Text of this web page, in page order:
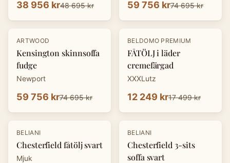
38 956 kr48 695 kr 59 756 kr74 695 kr
-20%
ARTWOOD
Kensington skinnsoffa
fudge
Newport
59 756 kr74 695 kr
-30 %
BELDOMO PREMIUM
FÅTÖLJ i läder
cremefärgad
XXXLutz
12 249 kr17 499 kr
-10 %
BELIANI
Chesterfield fåtölj svart
Mjuk
-10 %
BELIANI
Chesterfield 3-sits
soffa svart